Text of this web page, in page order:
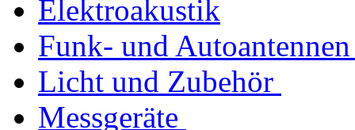
Elektroakustik
Funk- und Autoantennen
Licht und Zubehör
Messgeräte